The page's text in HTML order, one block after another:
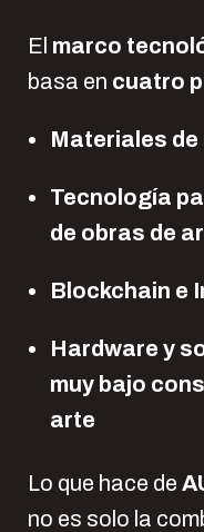
El marco
basa en cuatro
Materiales
Tecnología
de obras de
Blockchain e
Hardware y
muy bajo
arte
Lo que hace de
no es solo la